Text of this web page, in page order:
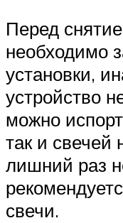
Перед
необходимо
установки,
устройство
можно
так и свечей
лишний раз
свечи.